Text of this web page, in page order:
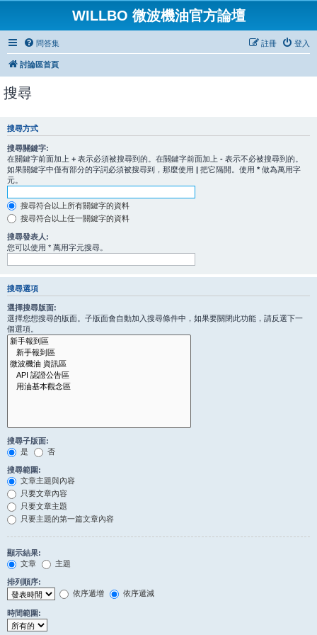
WILLBO 微波機油官方論壇
問答集 登入
註冊
討論區首頁
搜尋
搜尋方式
搜尋關鍵字:
在關鍵字前面加上 + 表示必須被搜尋到的。在關鍵字前面加上 - 表示不必被搜尋到的。
如果關鍵字中僅有部分的字詞必須被搜尋到，那麼使用 | 把它隔開。使用 * 做為萬用字
元。
搜尋符合以上所有關鍵字的資料
搜尋符合以上任一關鍵字的資料
搜尋發表人:
您可以使用 * 萬用字元搜尋。
搜尋選項
選擇搜尋版面:
選擇您想搜尋的版面。子版面會自動加入搜尋條件中，如果要關閉此功能，請反選下一
個選項。
搜尋子版面:
是
否
搜尋範圍:
文章主題與內容
只要文章內容
只要文章主題
只要主題的第一篇文章內容
顯示結果:
文章
主題
排列順序:
依序遞增
依序遞減
時間範圍: